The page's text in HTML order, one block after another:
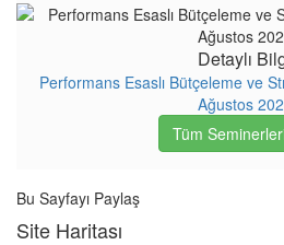
Detaylı
Performans Esaslı Bütçeleme ve
Ağustos
Tüm
Bu Sayfayı Paylaş
Site Haritası